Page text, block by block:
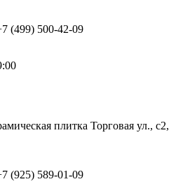
(499) 500-42-09
плитка Торговая ул., с2,
(925) 589-01-09